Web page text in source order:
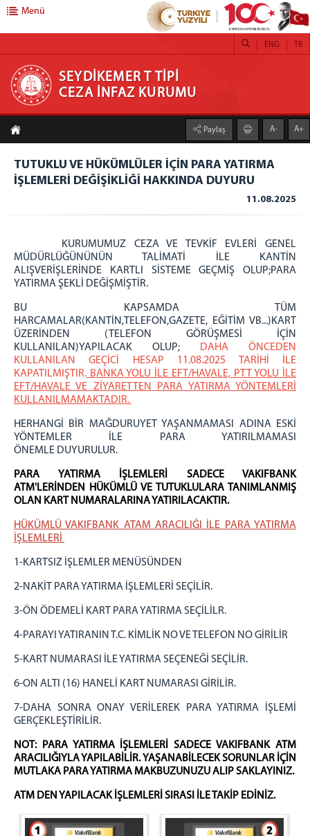
SEYDİKEMER T TİPİ CEZA İNFAZ KURUMU
ANASAYFA
KURUMUMUZ
Kapalı Ceza İnfaz Kurumu
Açık Ceza İnfaz Kurumu
Güvenlik ve Gözetim Servisi
Psiko-Sosyal Servis
Sağlık Servisi
İşyurdu Servisi
Teknik Servis
Yardımcı Hizmetler Servisi
Birimler
Mektup Okuma
Ziyaret Kabul Bürosu
GÖRÜŞ GÜNLERİ
Kapalı Ceza İnfaz Kurumu İçin Görüş Gün ve Saatleri
Açık Ceza İnfaz Kurumu İçin Görüş Gün ve Saatleri
Görüntülü ve Sesli Görüşme
İLETİŞİM BİLGİLERİ
KAPALI CEZAEVİ
AÇIK CEZAEVİ
ULAŞIM
Menü
SEYDİKEMER T TİPİ
CEZA İNFAZ KURUMU
TR
ENG
Paylaş A- A+
TUTUKLU VE HÜKÜMLÜLER İÇİN PARA YATIRMA
İŞLEMLERİ DEĞİŞİKLİĞİ HAKKINDA DUYURU
11.08.2025
KURUMUMUZ CEZA VE TEVKİF EVLERİ GENEL
MÜDÜRLÜĞÜNÜNÜN TALİMATİ İLE KANTİN
ALIŞVERİŞLERİNDE KARTLI SİSTEME GEÇMİŞ OLUP;PARA
YATIRMA ŞEKLİ DEĞİŞMİŞTİR.
BU KAPSAMDA TÜM
HARCAMALAR(KANTİN,TELEFON,GAZETE, EĞİTİM VB...)KART
ÜZERİNDEN (TELEFON GÖRÜŞMESİ İÇİN
KULLANILAN)YAPILACAK OLUP;
DAHA ÖNCEDEN
KULLANILAN GEÇİCİ HESAP 11.08.2025 TARİHİ İLE
KAPATILMIŞTIR. BANKA YOLU İLE EFT/HAVALE, PTT YOLU İLE
EFT/HAVALE VE ZİYARETTEN PARA YATIRMA YÖNTEMLERİ
KULLANILMAMAKTADIR.
HERHANGİ BİR MAĞDURUYET YAŞANMAMASI ADINA ESKİ
YÖNTEMLER İLE PARA YATIRILMAMASI
ÖNEMLE DUYURULUR.
PARA YATIRMA İŞLEMLERİ SADECE VAKIFBANK
ATM'LERİNDEN HÜKÜMLÜ VE TUTUKLULARA TANIMLANMIŞ
OLAN KART NUMARALARINA YATIRILACAKTIR.
HÜKÜMLÜ VAKIFBANK ATAM ARACILIĞI İLE PARA YATIRMA
İŞLEMLERİ
1-KARTSIZ İŞLEMLER MENÜSÜNDEN
2-NAKİT PARA YATIRMA İŞLEMLERİ SEÇİLİR.
3-ÖN ÖDEMELİ KART PARA YATIRMA SEÇİLİLR.
4-PARAYI YATIRANIN T.C. KİMLİK NO VE TELEFON NO GİRİLİR
5-KART NUMARASI İLE YATIRMA SEÇENEĞİ SEÇİLİR.
6-ON ALTI (16) HANELİ KART NUMARASI GİRİLİR.
7-DAHA SONRA ONAY VERİLEREK PARA YATIRMA İŞLEMİ
GERÇEKLEŞTİRİLİR.
NOT: PARA YATIRMA İŞLEMLERİ SADECE VAKIFBANK ATM
ARACILIĞIYLA YAPILABİLİR. YAŞANABİLECEK SORUNLAR İÇİN
MUTLAKA PARA YATIRMA MAKBUZUNUZU ALIP SAKLAYINIZ.
ATM DEN YAPILACAK İŞLEMLERİ SIRASI İLE TAKİP EDİNİZ.